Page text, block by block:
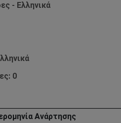
- Ελληνικά
0
Aνάρτησης